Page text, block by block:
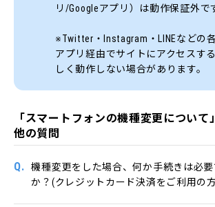
リ/Googleアプリ）は動作保証外で
※Twitter・Instagram・LINEなどの
アプリ経由でサイトにアクセスす
しく動作しない場合があります。
「スマートフォンの機種変更について
他の質問
Q.
機種変更をした場合、何か手続きは必要
か？(クレジットカード決済をご利用の